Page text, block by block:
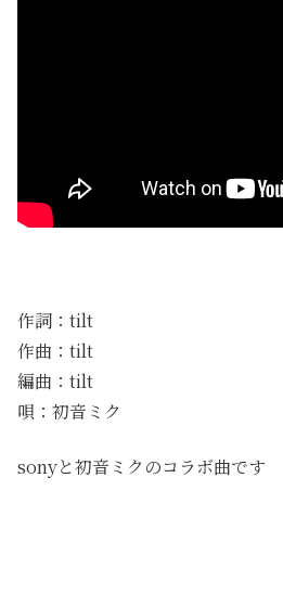
作詞：tilt
作曲：tilt
編曲：tilt
唄：初音ミク
sonyと初音ミクのコラボ曲です